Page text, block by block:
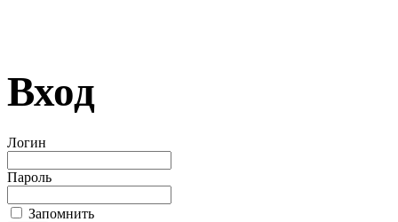
Вход
Логин
Пароль
Запомнить